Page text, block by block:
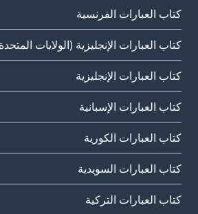
كتاب العبارات الفرنسية
كتاب العبارات الإنجليزية (الولايات
كتاب العبارات الإنجليزية
كتاب العبارات الإسبانية
كتاب العبارات الكورية
كتاب العبارات السويدية
كتاب العبارات التركية